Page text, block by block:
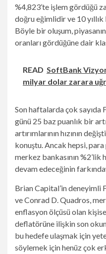
%4,823’te işlem gördüğü
doğru eğimlidir ve 10 yıllık
Böyle bir oluşum,
oranları gördüğüne dair
READ SoftBank
milyar dolar zarara
Son haftalarda çok sayıda
günü 25 baz puanlık bir
artırımlarının hızının
konuştu. Ancak hepsi,
merkez bankasının
devam edeceğinin
Brian Capital’in deneyimli
ve Conrad D. Quadros,
enflasyon ölçüsü olan
deflatörüne ilişkin son
bu hedefe ulaşmak için
söylemek için henüz çok